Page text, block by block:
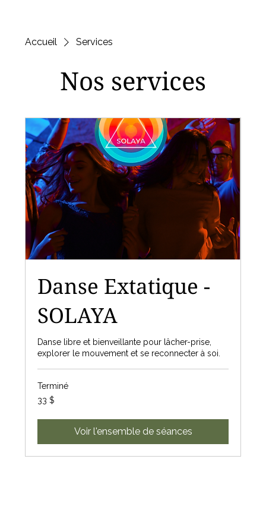
Accueil Services
Nos services
Danse Extatique -
SOLAYA
Danse libre et bienveillante pour lâcher-prise,
explorer le mouvement et se reconnecter à soi.
Terminé
33 dollars
canadiens
33 $
Voir l'ensemble de séances